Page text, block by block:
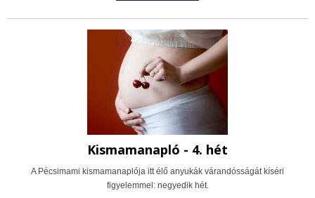
Kismamanapló - 4. hét
A Pécsimami kismamanaplója itt élő anyukák várandósságát kíséri
figyelemmel: negyedik hét.